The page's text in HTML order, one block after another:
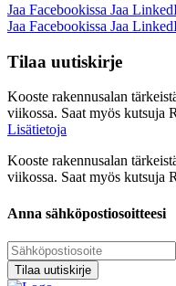
Jaa Facebookissa Jaa
Jaa Facebookissa Jaa
Tilaa uutiskirje
Kooste rakennusalan
viikossa. Saat myös kutsuja
Lisätietoja
Kooste rakennusalan
viikossa. Saat myös kutsuja
Anna sähköpostiosoitteesi
Tilaa uutiskirje